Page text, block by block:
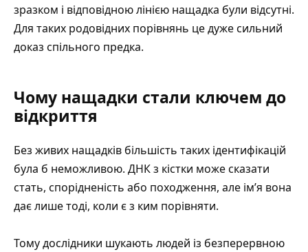
зразком і відповідною лінією нащадка були відсутні.
Для таких родовідних порівнянь це дуже сильний
доказ спільного предка.
Чому нащадки стали ключем до
відкриття
Без живих нащадків більшість таких ідентифікацій
була б неможливою. ДНК з кістки може сказати
стать, спорідненість або походження, але ім’я вона
дає лише тоді, коли є з ким порівняти.
Тому дослідники шукають людей із безперервною